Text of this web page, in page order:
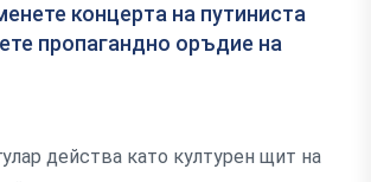
концерта на путиниста
пропагандно оръдие на
действа като културен щит на